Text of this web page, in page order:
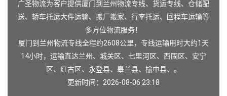
广圣物流为客户提供厦门到兰州物流专线、货运专线、仓储配
送、轿车托运大件运输、搬厂搬家、行李托运、回程车运输等
多方位物流服务！
厦门到兰州物流专线全程约2608公里，专线运输用时大约1天
14小时，运输直达兰州 、 城关区、 七里河区、 西固区、 安宁
区、 红古区、 永登县、 皋兰县、 榆中县、。
更新时间：2026-08-06 23:18